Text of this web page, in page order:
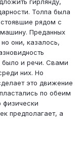
Толпа была
рядом с
Преданных
они, казалось,
было и речи. Свами
них. Но
это движение
по обеим
предполагает, а